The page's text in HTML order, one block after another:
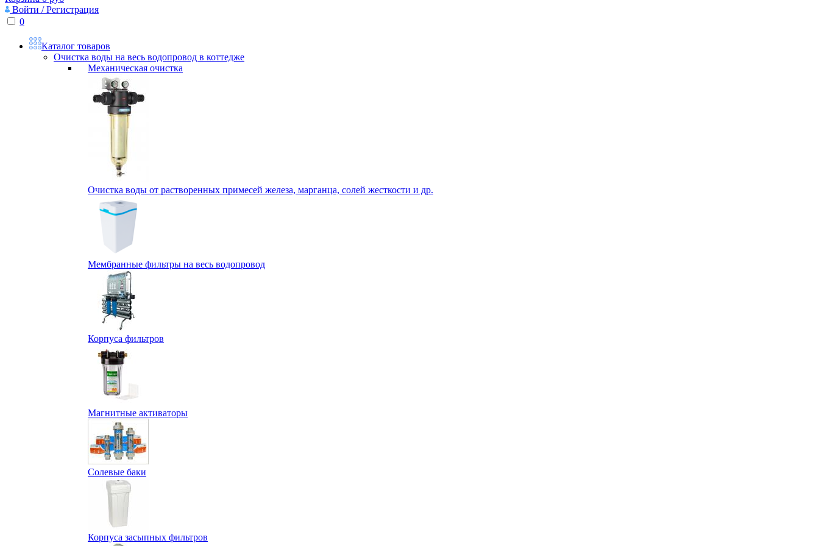
Войти / Регистрация
0
Каталог товаров
Очистка воды на весь водопровод в коттедже
Механическая очистка
Очистка воды от растворенных примесей железа, марганца, солей жесткости и др.
Мембранные фильтры на весь водопровод
Корпуса фильтров
Магнитные активаторы
Солевые баки
Корпуса засыпных фильтров